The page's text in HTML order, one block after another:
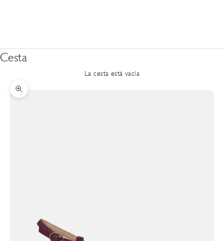
Cesta
La cesta está vacía
Zoom